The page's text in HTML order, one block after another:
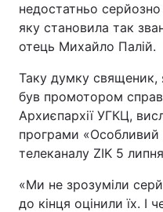
недостатньо
яку становила так
отець Михайло Палій.
Таку думку священик,
був промотором
Архиєпархії УГКЦ,
програми «Особливий
телеканалу ZIK 5
«Ми не зрозуміли
до кінця оцінили їх. І